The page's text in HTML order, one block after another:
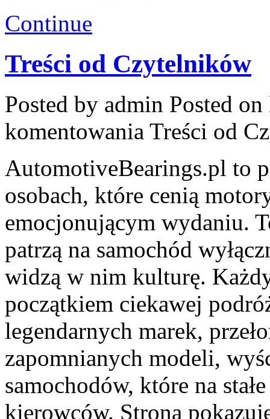
Continue
Treści od Czytelników
Posted by admin Posted
komentowania Treści od
AutomotiveBearings.pl to
osobach, które cenią
emocjonującym wydaniu.
patrzą na samochód
widzą w nim kulturę.
początkiem ciekawej
legendarnych marek,
zapomnianych modeli,
samochodów, które na
kierowców. Strona